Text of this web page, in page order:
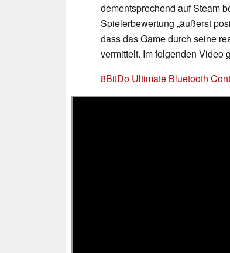
dementsprechend auf Steam
Spielerbewertung „äußerst
dass das Game durch seine
vermittelt. Im folgenden Video
8BitDo Ultimate Bluetooth